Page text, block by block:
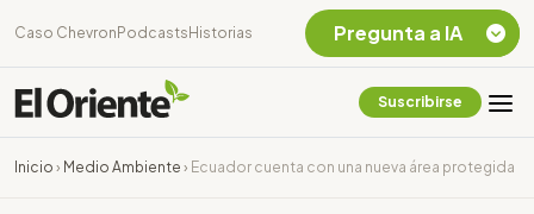
Caso Chevron Podcasts Historias
Suscribirse
Inicio › Medio Ambiente › Ecuador cuenta con una nueva área protegida
Pregunta a IA
Chevron Ecuador